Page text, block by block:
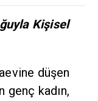
Kişisel
düşen
genç kadın,